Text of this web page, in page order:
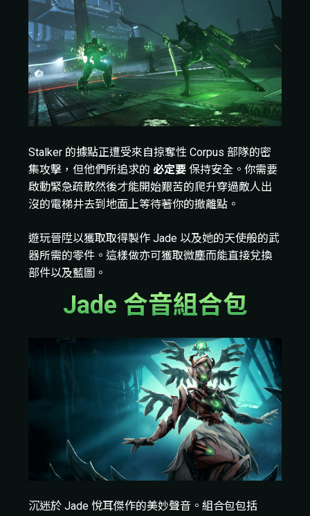
Stalker 的據點正遭受來自掠奪性 Corpus 部隊的密
集攻擊，但他們所追求的 必定要 保持安全。你需要
啟動緊急疏散然後才能開始艱苦的爬升穿過敵人出
沒的電梯井去到地面上等待著你的撤離點。
遊玩晉陞以獲取取得製作 Jade 以及她的天使般的武
器所需的零件。這樣做亦可獲取微塵而能直接兌換
部件以及藍圖。
Jade 合音組合包
沉迷於 Jade 悅耳傑作的美妙聲音。組合包包括